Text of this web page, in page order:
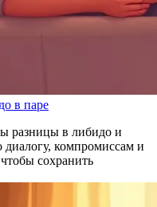
в паре
разницы в либидо и
диалогу, компромиссам и
сохранить